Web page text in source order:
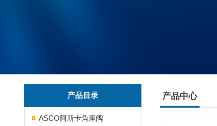
产品目录
ASCO阿斯卡角座阀
产品中心